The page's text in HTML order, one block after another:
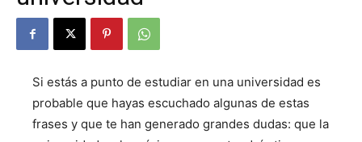
Si estás a punto de estudiar en una universidad es
probable que hayas escuchado algunas de estas
frases y que te han generado grandes dudas: que la